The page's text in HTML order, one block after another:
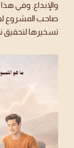
والإبداع. وفي
صاحب المشروع
تسخيرها لتحقيق